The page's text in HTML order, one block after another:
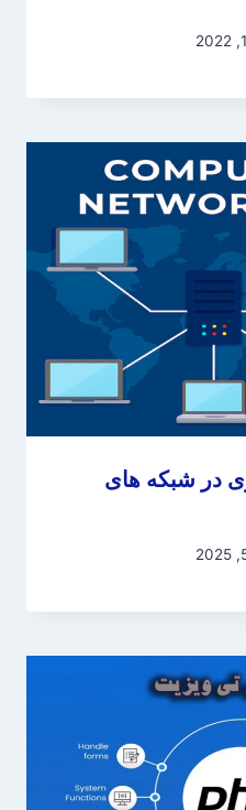
در شبکه های